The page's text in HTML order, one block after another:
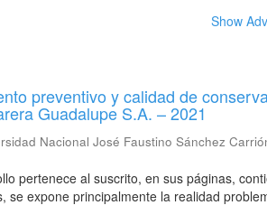
Show
preventivo y calidad de
Guadalupe S.A. – 2021
Nacional José Faustino Sánchez
pertenece al suscrito, en sus páginas,
se expone principalmente la realidad